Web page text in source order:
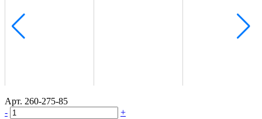
Арт. 260-275-85
-
+